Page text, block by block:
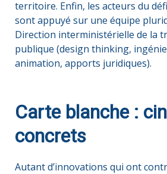
territoire. Enfin, les acteurs du défi
sont appuyé sur une équipe
Direction interministérielle de la
publique (design thinking,
animation, apports juridiques).
Carte blanche :
concrets
Autant d’innovations qui ont